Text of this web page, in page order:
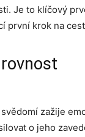
Je to klíčový
první krok na
zažije
o jeho